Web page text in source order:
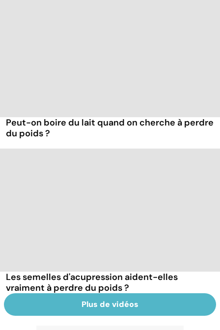
Peut-on boire du lait quand on cherche à perdre
du poids ?
Les semelles d'acupression aident-elles
vraiment à perdre du poids ?
Plus de vidéos